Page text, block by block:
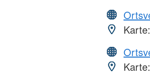
Karte:
Karte: